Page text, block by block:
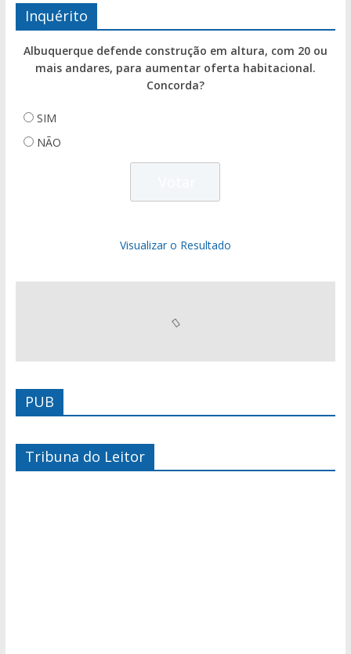
Inquérito
Albuquerque defende construção em altura, com 20 ou
mais andares, para aumentar oferta habitacional.
Concorda?
SIM
NÃO
Visualizar o Resultado
PUB
Tribuna do Leitor